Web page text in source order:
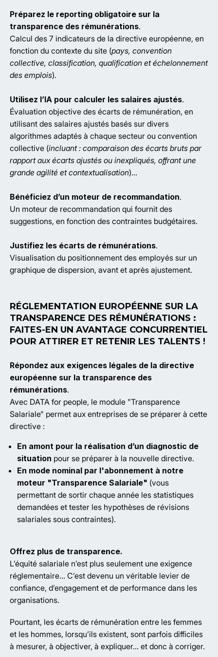
Préparez le reporting obligatoire sur la
transparence des rémunérations.
Calcul des 7 indicateurs de la directive européenne, en
fonction du contexte du site (pays, convention
collective, classification, qualification et échelonnement
des emplois).
Utilisez l’IA pour calculer les salaires ajustés.
Évaluation objective des écarts de rémunération, en
utilisant des salaires ajustés basés sur divers
algorithmes adaptés à chaque secteur ou convention
collective (incluant : comparaison des écarts bruts par
rapport aux écarts ajustés ou inexpliqués, offrant une
grande agilité et contextualisation)...
Bénéficiez d’un moteur de recommandation.
Un moteur de recommandation qui fournit des
suggestions, en fonction des contraintes budgétaires.
Justifiez les écarts de rémunérations.
Visualisation du positionnement des employés sur un
graphique de dispersion, avant et après ajustement.
RÉGLEMENTATION EUROPÉENNE SUR LA
TRANSPARENCE DES RÉMUNÉRATIONS :
FAITES-EN UN AVANTAGE CONCURRENTIEL
POUR ATTIRER ET RETENIR LES TALENTS !
Répondez aux exigences légales de la directive
européenne sur la transparence des
rémunérations.
Avec DATA for people, le module "Transparence
Salariale" permet aux entreprises de se préparer à cette
directive :
En amont pour la réalisation d’un diagnostic de
situation pour se préparer à la nouvelle directive.
En mode nominal par l'abonnement à notre
moteur "Transparence Salariale" (vous
permettant de sortir chaque année les statistiques
demandées et tester les hypothèses de révisions
salariales sous contraintes).
Offrez plus de transparence.
L’équité salariale n’est plus seulement une exigence
réglementaire… C’est devenu un véritable levier de
confiance, d’engagement et de performance dans les
organisations.
Pourtant, les écarts de rémunération entre les femmes
et les hommes, lorsqu’ils existent, sont parfois difficiles
à mesurer, à objectiver, à expliquer… et donc à corriger.